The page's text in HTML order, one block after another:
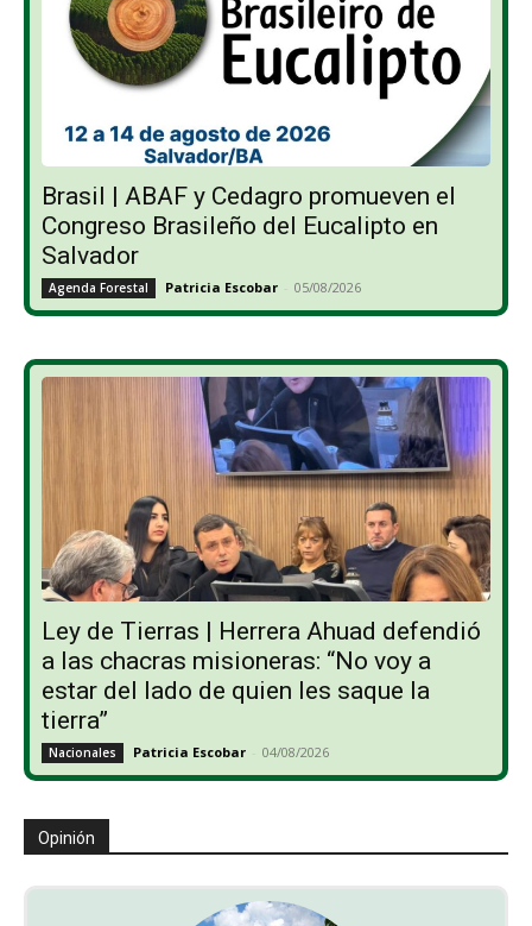
Brasil | ABAF y Cedagro promueven el
Congreso Brasileño del Eucalipto en
Salvador
Agenda Forestal Patricia Escobar - 05/08/2026
Ley de Tierras | Herrera Ahuad defendió
a las chacras misioneras: “No voy a
estar del lado de quien les saque la
tierra”
Nacionales Patricia Escobar - 04/08/2026
Opinión